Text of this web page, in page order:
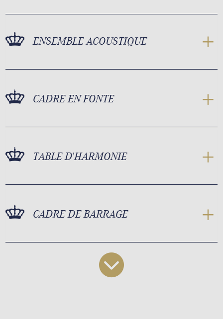
ENSEMBLE ACOUSTIQUE
CADRE EN FONTE
TABLE D'HARMONIE
CADRE DE BARRAGE